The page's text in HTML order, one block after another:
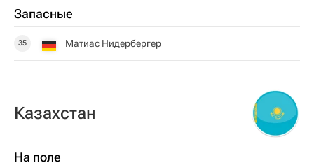
Запасные
35 Матиас Нидербергер
Казахстан
На поле